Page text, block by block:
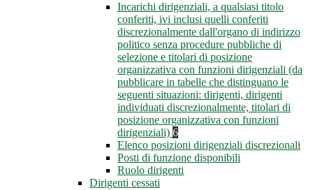
Incarichi dirigenziali, a qualsiasi titolo
conferiti, ivi inclusi quelli conferiti
discrezionalmente dall'organo di indirizzo
politico senza procedure pubbliche di
selezione e titolari di posizione
organizzativa con funzioni dirigenziali (da
pubblicare in tabelle che distinguano le
seguenti situazioni: dirigenti, dirigenti
individuati discrezionalmente, titolari di
posizione organizzativa con funzioni
dirigenziali) 6
Elenco posizioni dirigenziali discrezionali
Posti di funzione disponibili
Ruolo dirigenti
Dirigenti cessati